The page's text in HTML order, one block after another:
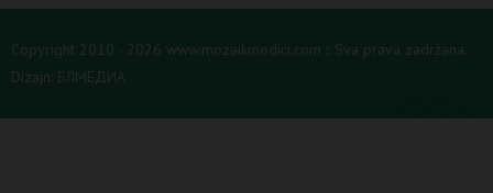
Copyright 2010 - 2026 www.mozaikmedici.com :: Sva prava zadržana.
Dizajn: БЛМЕДИА